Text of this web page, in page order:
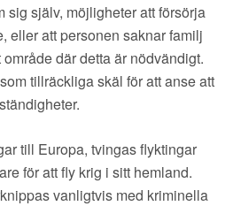
sig själv, möjligheter att försörja
eller att personen saknar familj
där detta är nödvändigt.
tillräckliga skäl för att anse att
till Europa, tvingas flyktingar
för att fly krig i sitt hemland.
vanligtvis med kriminella